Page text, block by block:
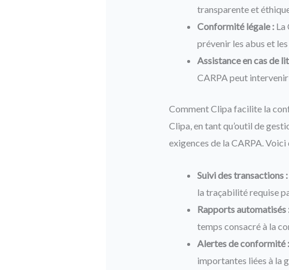
transparente et
Conformité légale :La
prévenir les abus et
Assistance en cas de
CARPA peut
Comment Clipa facilite la
Clipa, en tant qu’outil de
exigences de la CARPA.
Suivi des transactions :
la traçabilité requise
Rapports automatisés
temps consacré à la
Alertes de conformité :
importantes liées à la